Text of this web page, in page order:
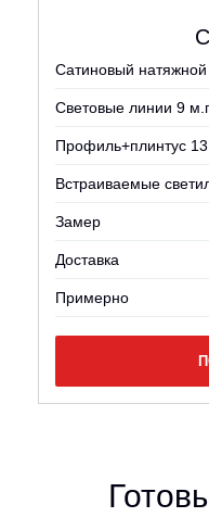
Сатиновый
Световые линии 9
Профиль+плинтус
Встраиваемые
Замер
Доставка
Примерно